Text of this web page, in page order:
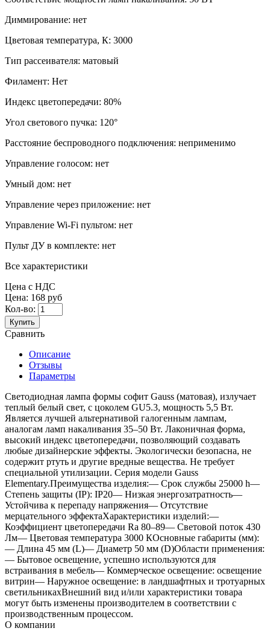
Диммирование: нет
Цветовая температура, К: 3000
Тип рассеивателя: матовый
Филамент: Нет
Индекс цветопередачи: 80%
Угол светового пучка: 120°
Расстояние беспроводного подключения: неприменимо
Управление голосом: нет
Умный дом: нет
Управление через приложение: нет
Управление Wi-Fi пультом: нет
Пульт ДУ в комплекте: нет
Все характеристики
Цена с НДС
Цена: 168 руб
Кол-во:
Купить
Сравнить
Описание
Отзывы
Параметры
Светодиодная лампа формы софит Gauss (матовая), излучает
теплый белый свет, с цоколем GU5.3, мощность 5,5 Вт.
Является лучшей альтернативой галогенным лампам,
аналогам ламп накаливания 35–50 Вт. Лаконичная форма,
высокий индекс цветопередачи, позволяющий создавать
любые дизайнерские эффекты. Экологически безопасна, не
содержит ртуть и другие вредные вещества. Не требует
специальной утилизации. Серия модели Gauss
Elementary.Преимущества изделия:— Срок службы 25000 h—
Степень защиты (IP): IP20— Низкая энергозатратность—
Устойчива к перепаду напряжения— Отсутствие
мерцательного эффектаХарактеристики изделий:—
Коэффициент цветопередачи Ra 80–89— Световой поток 430
Лм— Цветовая температура 3000 КОсновные габариты (мм):
— Длина 45 мм (L)— Диаметр 50 мм (D)Области применения:
— Бытовое освещение, успешно используются для
встраивания в мебель— Коммерческое освещение: освещение
витрин— Наружное освещение: в ландшафтных и тротуарных
светильникахВнешний вид и/или характеристики товара
могут быть изменены производителем в соответствии с
производственным процессом.
О компании